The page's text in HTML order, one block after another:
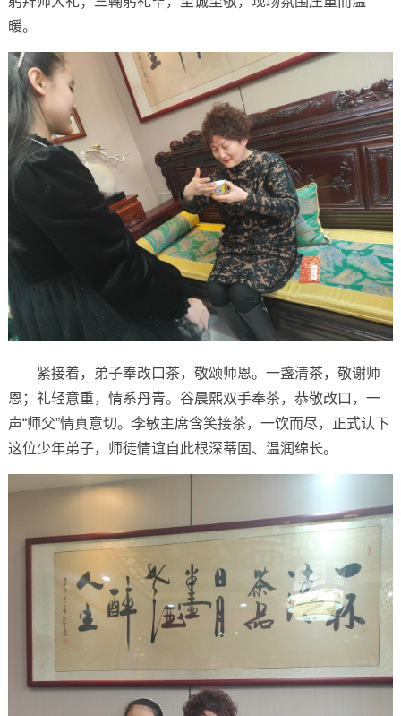
暖。
紧接着，弟子奉改口茶，敬颂师恩。一盏清茶，敬谢师
恩；礼轻意重，情系丹青。谷晨熙双手奉茶，恭敬改口，一
声“师父”情真意切。李敏主席含笑接茶，一饮而尽，正式认下
这位少年弟子，师徒情谊自此根深蒂固、温润绵长。